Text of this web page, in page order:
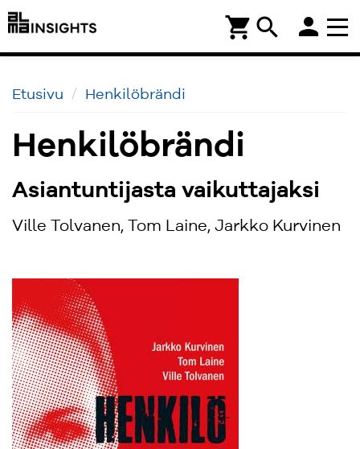
search
shopping_cart person
Etusivu Henkilöbrändi
Henkilöbrändi
Asiantuntijasta vaikuttajaksi
Ville Tolvanen, Tom Laine, Jarkko Kurvinen